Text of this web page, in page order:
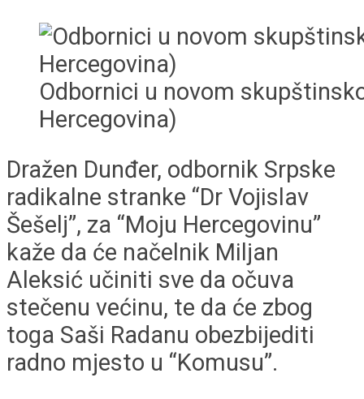
Odbornici u novom
Hercegovina)
Dražen Dunđer, odbornik Srpske
radikalne stranke “Dr Vojislav
Šešelj”, za “Moju Hercegovinu”
kaže da će načelnik Miljan
Aleksić učiniti sve da očuva
stečenu većinu, te da će zbog
toga Saši Radanu obezbijediti
radno mjesto u “Komusu”.